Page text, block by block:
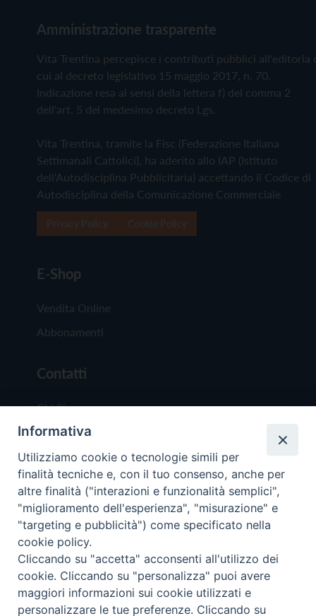
Amministrazione trasparente
Vita Trentina percepisce i contributi pubblici all'editoria
cui al decreto legislativo 15 maggio 2017, n. 70.
Indicazione resa ai sensi della lettera f) del comma 2
dell'art. 5 del medesimo decreto Lgs.
Vita Trentina, tramite la Fisc (Federazione Italiana
Settimanali Cattolici), ha aderito allo IAP (Istituto
dell'Autodisciplina Pubblicitaria) accettando il Codice di
Autodisciplina della Comunicazione Commerciale
E-Shop
Vendita Online
Abbonamenti
Contatti
Chi Siamo
Redazione
Scrivici
Copyright © 2019 - Tutti i diritti riservati - Vita
Trentina Editrice
Privacy Policy
Informativa
Utilizziamo cookie o tecnologie simili per
finalità tecniche e, con il tuo consenso, anche per
altre finalità ("interazioni e funzionalità semplici",
"miglioramento dell'esperienza", "misurazione" e
"targeting e pubblicità") come specificato nella
cookie policy.
Cliccando su "accetta" acconsenti all'utilizzo dei
cookie. Cliccando su "personalizza" puoi avere
maggiori informazioni sui cookie utilizzati e
personalizzare le tue preferenze. Cliccando su